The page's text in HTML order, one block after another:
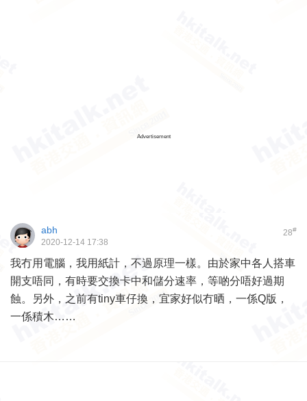
Advertisement
28#
abh
2020-12-14 17:38
我冇用電腦，我用紙計，不過原理一樣。由於家中各人搭車
開支唔同，有時要交換卡中和儲分速率，等啲分唔好過期
蝕。另外，之前有tiny車仔換，宜家好似冇晒，一係Q版，
一係積木……